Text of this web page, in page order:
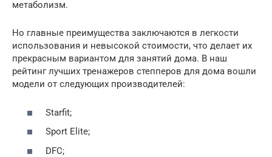
метаболизм.
Но главные преимущества заключаются в легкости
использования и невысокой стоимости, что делает их
прекрасным вариантом для занятий дома. В наш
рейтинг лучших тренажеров степперов для дома вошли
модели от следующих производителей:
Starfit;
Sport Elite;
DFC;